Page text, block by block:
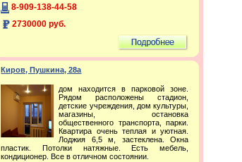
8-909-138-44-58
2730000 руб.
Киров, Пушкина, 28а
дом находится в парковой зоне.
Рядом расположены стадион,
детские учреждения, дом культуры,
магазины, остановка
общественного транспорта, парки.
Квартира очень теплая и уютная.
Лоджия 6,5 м, застеклена. Окна
пластик. Потолки натяжные. Есть мебель,
кондиционер. Все в отличном состоянии.